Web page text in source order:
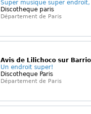
Super musique super
Discotheque paris
Département de Paris
Avis de Lilichoco sur
Un endroit super!
Discotheque Paris
Département de Paris